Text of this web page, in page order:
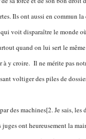
Ils ont aussi en commun
voit disparaître le monde
quand on lui sert le
y croire. Il ne mérite pas
voltiger des piles de
des machines[2. Je sais,
ont heureusement la